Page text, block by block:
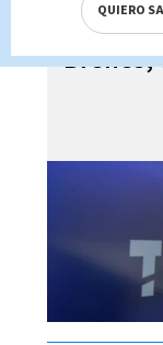
Brenes,
QUIERO